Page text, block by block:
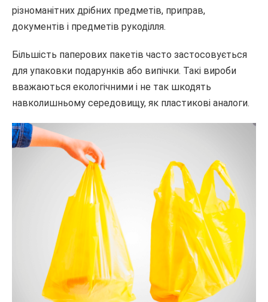
різноманітних дрібних предметів, приправ,
документів і предметів рукоділля.
Більшість паперових пакетів часто застосовується
для упаковки подарунків або випічки. Такі вироби
вважаються екологічними і не так шкодять
навколишньому середовищу, як пластикові аналоги.